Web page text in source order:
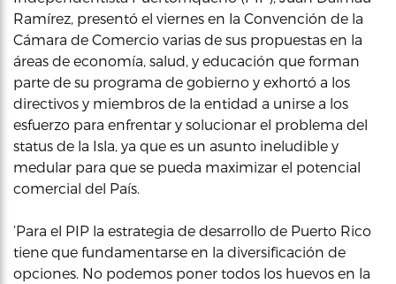
Ramírez, presentó el viernes en la Convención de la
Cámara de Comercio varias de sus propuestas en la
áreas de economía, salud, y educación que forman
parte de su programa de gobierno y exhortó a los
directivos y miembros de la entidad a unirse a los
esfuerzo para enfrentar y solucionar el problema del
status de la Isla, ya que es un asunto ineludible y
medular para que se pueda maximizar el potencial
comercial del País.
‘Para el PIP la estrategia de desarrollo de Puerto Rico
tiene que fundamentarse en la diversificación de
opciones. No podemos poner todos los huevos en la